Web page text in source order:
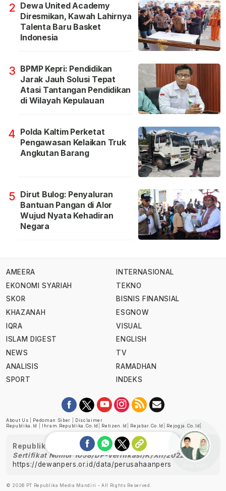
2 Dewa United Academy
Diresmikan, Kawah Lahirnya
Talenta Baru Basket
Indonesia
3 BPMP Kepri: Pendidikan
Jarak Jauh Solusi Tepat
Atasi Tantangan Pendidikan
di Wilayah Kepulauan
4 Polda Kaltim Perketat
Pengawasan Kelaikan Truk
Angkutan Barang
5 Dirut Bulog: Penyaluran
Bantuan Pangan di Alor
Wujud Nyata Kehadiran
Negara
AMEERA
EKONOMI SYARIAH
SKOR
KHAZANAH
IQRA
ISLAM DIGEST
NEWS
ANALISIS
SPORT
INTERNASIONAL
TEKNO
BISNIS FINANSIAL
ESGNOW
VISUAL
ENGLISH
TV
RAMADHAN
INDEKS
About Us Pedoman Siber
Disclaimer
Republika.id
Ihram.republika.co.id Retizen.id Rejabar.co.id Rejogja.co.id
Republika telah diverifikasi oleh Dewan Pers
Sertifikat Nomor 1058/DP-Verifikasi/K/XII/2022
https://dewanpers.or.id/data/perusahaanpers
© 2026 PT Republika Media Mandiri - All Rights Reserved.